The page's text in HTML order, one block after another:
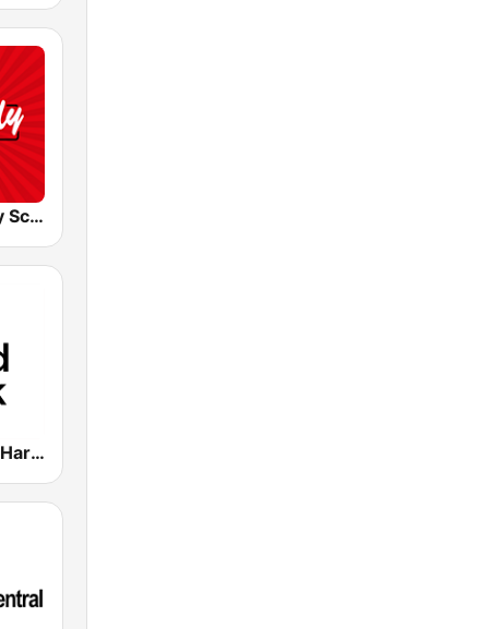
Radio Melody Schweiz
Spoon Radio Hard Rock